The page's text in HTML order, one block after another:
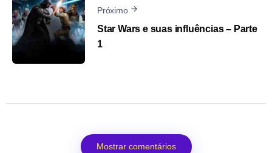
Próximo
Star Wars e suas influências – Parte
1
Mostrar comentários